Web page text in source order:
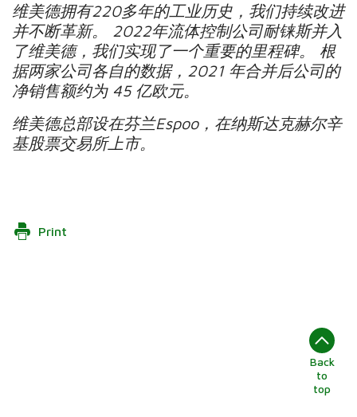
维美德拥有220多年的工业历史，我们持续改进
并不断革新。
2022年流体控制公司耐铼斯并入
了维美德，我们实现了一个重要的里程碑。
根
据两家公司各自的数据， 2021 年合并后公司的
净销售额约为45 亿欧元。
维美德总部设在芬兰Espoo，在纳斯达克赫尔辛
基股票交易所上市。
Print
Back
to
top